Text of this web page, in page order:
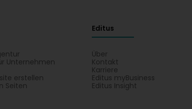
Unternehmen
erstellen
Seiten
Editus
Über
Kontakt
Karriere
Editus myBusiness
Editus Insight